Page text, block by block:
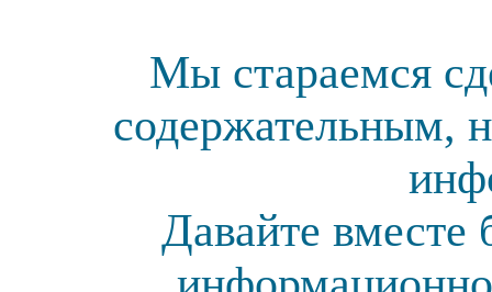
Мы стараемся
содержательным,
Давайте вместе